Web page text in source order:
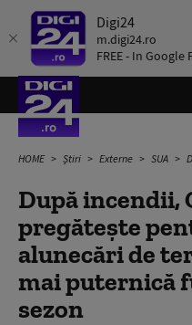
Digi24
m.digi24.ro
FREE - In Google
HOME Știri Externe SUA
După incendii,
pregăteşte
alunecări de
mai puternică
sezon